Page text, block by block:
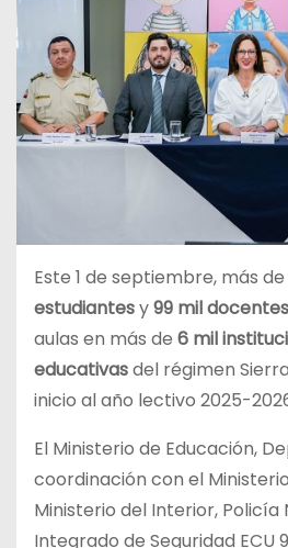
Este 1 de septiembre, más de
estudiantesy99 mil docentes
aulas en más de 6 mil
educativasdel régimen
inicio al año lectivo 2025-
El Ministerio de Educación,
coordinación con el
Ministerio del Interior, Policía
Integrado de Seguridad ECU